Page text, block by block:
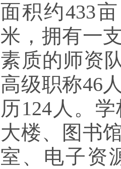
面积约433
米，拥有一
素质的师资
高级职称46
历124人。
大楼、图书
室、电子资